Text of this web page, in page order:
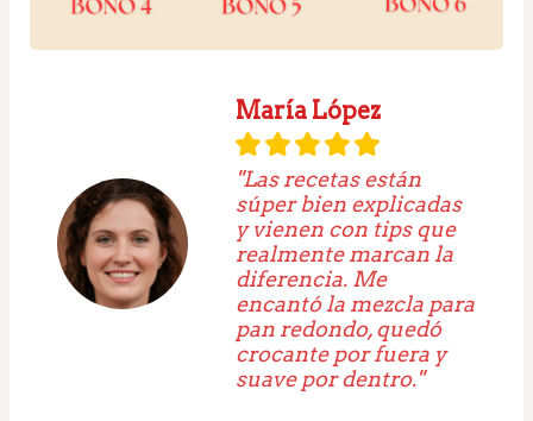
María López
"Las recetas están
súper bien explicadas
y vienen con tips que
realmente marcan la
diferencia. Me
encantó la mezcla para
pan redondo, quedó
crocante por fuera y
suave por dentro."